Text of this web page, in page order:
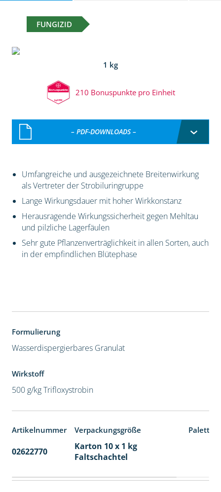
FUNGIZID
1 kg
210 Bonuspunkte pro Einheit
– PDF-DOWNLOADS –
Umfangreiche und ausgezeichnete Breitenwirkung
als Vertreter der Strobiluringruppe
Lange Wirkungsdauer mit hoher Wirkkonstanz
Herausragende Wirkungssicherheit gegen Mehltau
und pilzliche Lagerfäulen
Sehr gute Pflanzenverträglichkeit in allen Sorten, auch
in der empfindlichen Blütephase
Formulierung
Wasserdispergierbares Granulat
Wirkstoff
500 g/kg Trifloxystrobin
Artikelnummer Verpackungsgröße
02622770
Karton 10 x 1 kg
Faltschachtel